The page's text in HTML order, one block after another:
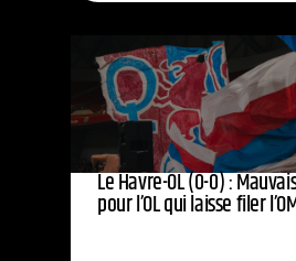
Le Havre-OL (0-0) :
pour l’OL qui laisse filer